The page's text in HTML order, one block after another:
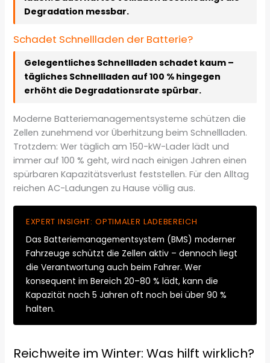
Degradation messbar.
Schadet Schnellladen der Batterie?
Gelegentliches Schnellladen schadet kaum –
tägliches Schnellladen auf 100 % hingegen
erhöht die Degradationsrate spürbar.
Moderne Batteriemanagementsysteme schützen die
Zellen zunehmend vor Überhitzung beim Schnellladen.
Trotzdem: Wer täglich am 150-kW-Lader lädt und
immer auf 100 % geht, wird nach einigen Jahren einen
spürbaren Kapazitätsverlust feststellen. Für den Alltag
reichen AC-Ladungen zu Hause völlig aus.
EXPERT INSIGHT: OPTIMALER LADEBEREICH
Das Batteriemanagementsystem (BMS) moderner
Fahrzeuge schützt die Zellen aktiv – dennoch liegt
die Verantwortung auch beim Fahrer. Wer
konsequent im Bereich 20–80 % lädt, kann die
Kapazität nach 5 Jahren oft noch bei über 90 %
halten.
Reichweite im Winter: Was hilft wirklich?